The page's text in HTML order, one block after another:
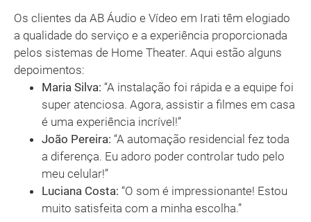
Os clientes da AB Áudio e Vídeo em Irati têm elogiado
a qualidade do serviço e a experiência proporcionada
pelos sistemas de Home Theater. Aqui estão alguns
depoimentos:
Maria Silva: “A instalação foi rápida e a equipe foi
super atenciosa. Agora, assistir a filmes em casa
é uma experiência incrível!”
João Pereira: “A automação residencial fez toda
a diferença. Eu adoro poder controlar tudo pelo
meu celular!”
Luciana Costa: “O som é impressionante! Estou
muito satisfeita com a minha escolha.”